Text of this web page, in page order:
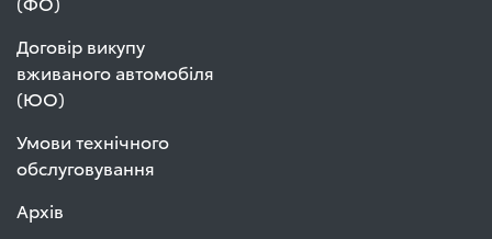
Договір викупу
вживаного автомобіля
(ЮО)
Умови технічного
обслуговування
Архів